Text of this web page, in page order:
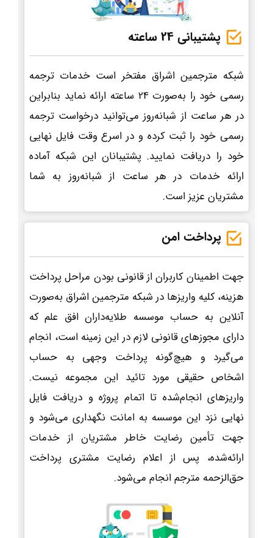
پشتیبانی 24 ساعته
شبکه مترجمین اشراق مفتخر است خدمات ترجمه
رسمی خود را به‌صورت 24 ساعته ارائه نماید بنابراین
در هر ساعت از شبانه‌روز می‌توانید درخواست ترجمه
رسمی خود را ثبت کرده و در اسرع وقت فایل نهایی
خود را دریافت نمایید. پشتیبانان این شبکه آماده
ارائه خدمات در هر ساعت از شبانه‌روز به شما
مشتریان عزیز است.
پرداخت امن
جهت اطمینان کاربران از قانونی بودن مراحل پرداخت
هزینه، کلیه واریزها در شبکه مترجمین اشراق به‌صورت
آنلاین به حساب موسسه طلایه‌داران افق علم که
دارای مجوزهای قانونی لازم در این زمینه است، انجام
می‌گیرد و هیچ‌گونه پرداخت وجهی به حساب
اشخاص حقیقی مورد تائید این مجموعه نیست.
واریزهای انجام‌شده تا اتمام پروژه و دریافت فایل
نهایی نزد این موسسه به امانت نگهداری می‌شود و
جهت تأمین رضایت خاطر مشتریان از خدمات
ارائه‌شده، پس از اعلام رضایت مشتری پرداخت
حق‌الزحمه مترجم انجام می‌شود.